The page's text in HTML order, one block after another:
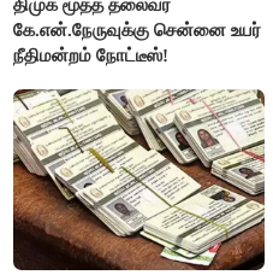
திமுக மூத்த தலைவர்
கே.என்.நேருவுக்கு சென்னை உயர்
நீதிமன்றம் நோட்டீஸ்!